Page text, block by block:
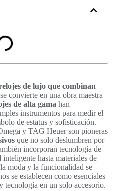
de lujo que combinan
convierte en una obra maestra
de alta gama han
instrumentos para medir el
de estatus y sofisticación.
y TAG Heuer son pioneras
que no solo deslumbren por
incorporan tecnología de
hasta materiales de
moda y la funcionalidad se
se establecen como esenciales
tecnología en un solo accesorio.